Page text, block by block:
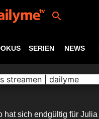
SERIEN NEWS
hat sich endgültig für